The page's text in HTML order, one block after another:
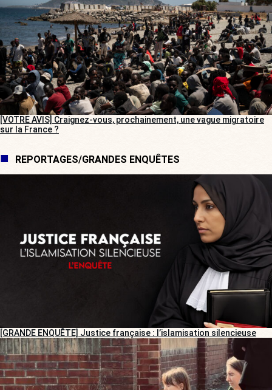
[VOTRE AVIS] Craignez-vous, prochainement, une vague migratoire
sur la France ?
REPORTAGES/GRANDES ENQUÊTES
[GRANDE ENQUÊTE] Justice française : l’islamisation silencieuse